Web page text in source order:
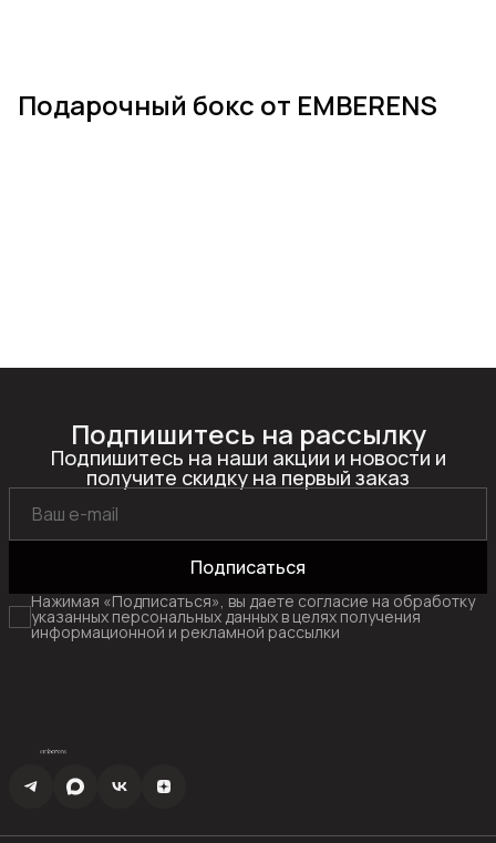
Подарочный бокс от EMBERENS
Подпишитесь на рассылку
Подпишитесь на наши акции и новости и
получите скидку на первый заказ
Подписаться
Нажимая «Подписаться», вы даете согласие на обработку
указанных персональных данных в целях получения
информационной и рекламной рассылки